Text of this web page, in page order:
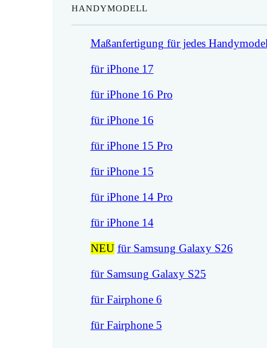
HANDYMODELL
Maßanfertigung für jedes
für iPhone 17
für iPhone 16 Pro
für iPhone 16
für iPhone 15 Pro
für iPhone 15
für iPhone 14 Pro
für iPhone 14
NEU für Samsung Galaxy S26
für Samsung Galaxy S25
für Fairphone 6
für Fairphone 5